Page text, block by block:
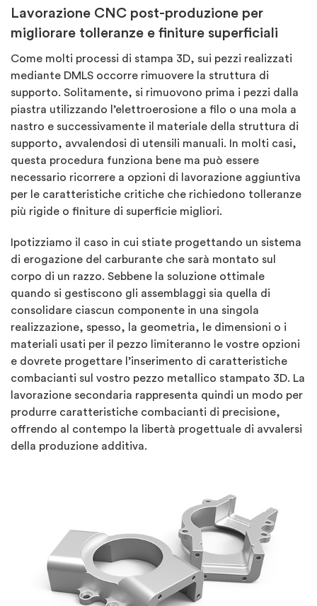
Lavorazione CNC post-produzione per
migliorare tolleranze e finiture superficiali
Come molti processi di stampa 3D, sui pezzi realizzati
mediante DMLS occorre rimuovere la struttura di
supporto. Solitamente, si rimuovono prima i pezzi dalla
piastra utilizzando l’elettroerosione a filo o una mola a
nastro e successivamente il materiale della struttura di
supporto, avvalendosi di utensili manuali. In molti casi,
questa procedura funziona bene ma può essere
necessario ricorrere a opzioni di lavorazione aggiuntiva
per le caratteristiche critiche che richiedono tolleranze
più rigide o finiture di superficie migliori.
Ipotizziamo il caso in cui stiate progettando un sistema
di erogazione del carburante che sarà montato sul
corpo di un razzo. Sebbene la soluzione ottimale
quando si gestiscono gli assemblaggi sia quella di
consolidare ciascun componente in una singola
realizzazione, spesso, la geometria, le dimensioni o i
materiali usati per il pezzo limiteranno le vostre opzioni
e dovrete progettare l’inserimento di caratteristiche
combacianti sul vostro pezzo metallico stampato 3D. La
lavorazione secondaria rappresenta quindi un modo per
produrre caratteristiche combacianti di precisione,
offrendo al contempo la libertà progettuale di avvalersi
della produzione additiva.